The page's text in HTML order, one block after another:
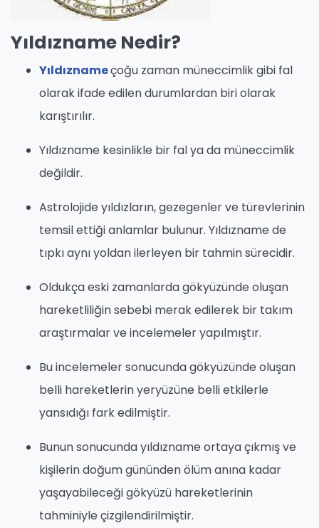
Yıldızname Nedir?
Yıldıznameçoğu zaman müneccimlik gibi fal
olarak ifade edilen durumlardan biri olarak
karıştırılır.
Yıldızname kesinlikle bir fal ya da müneccimlik
değildir.
Astrolojide yıldızların, gezegenler ve türevlerinin
temsil ettiği anlamlar bulunur. Yıldızname de
tıpkı aynı yoldan ilerleyen bir tahmin sürecidir.
Oldukça eski zamanlarda gökyüzünde oluşan
hareketliliğin sebebi merak edilerek bir takım
araştırmalar ve incelemeler yapılmıştır.
Bu incelemeler sonucunda gökyüzünde oluşan
belli hareketlerin yeryüzüne belli etkilerle
yansıdığı fark edilmiştir.
Bunun sonucunda yıldızname ortaya çıkmış ve
kişilerin doğum gününden ölüm anına kadar
yaşayabileceği gökyüzü hareketlerinin
tahminiyle çizgilendirilmiştir.